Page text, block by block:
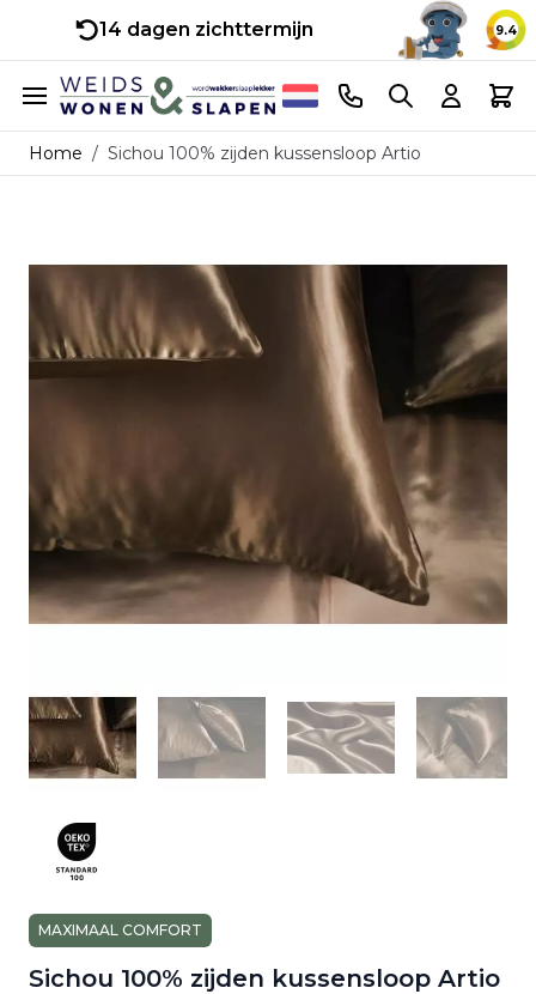
14 dagen zichttermijn 9.4
Ga naar de inhoud
Telefoonnummer
Search Cart
Home / Sichou 100% zijden kussensloop Artio
MAXIMAAL COMFORT
Sichou 100% zijden kussensloop Artio